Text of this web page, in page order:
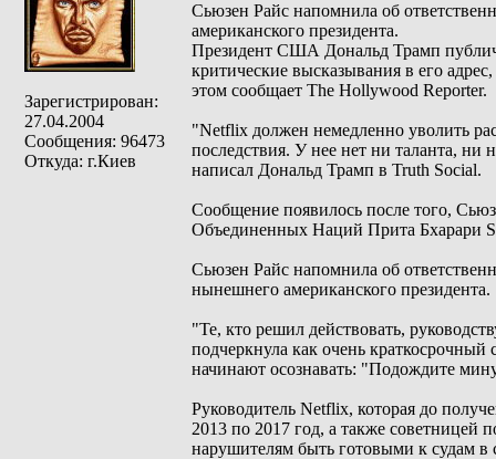
Зарегистрирован:
27.04.2004
Сообщения: 96473
Откуда: г.Киев
Сьюзен Райс напомнила об
американского президента.
Президент США Дональд Трамп
критические высказывания в его
этом сообщает The Hollywood Reporter.
"Netflix должен немедленно уволить
последствия. У нее нет ни таланта, ни
написал Дональд Трамп в Truth Social.
Сообщение появилось после того,
Объединенных Наций Прита Бхарари
Сьюзен Райс напомнила об
нынешнего американского президента.
"Те, кто решил действовать,
подчеркнула как очень
начинают осознавать: "Подождите
Руководитель Netflix, которая до
2013 по 2017 год, а также советницей
нарушителям быть готовыми к судам в